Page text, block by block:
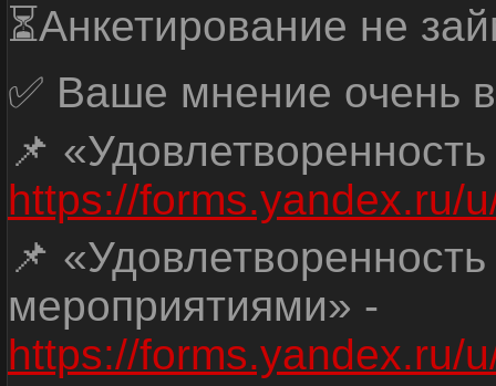
⏳Анкетирование не
✅ Ваше мнение очень
📌
https://forms.yandex.ru/
📌
мероприятиями» -
https://forms.yandex.ru/